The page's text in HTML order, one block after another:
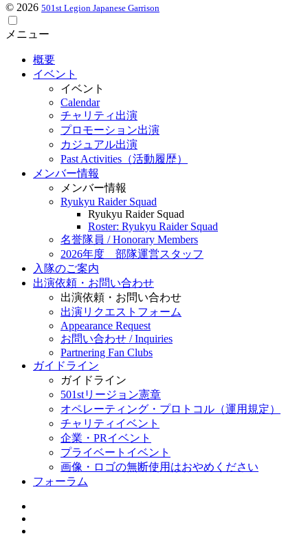
© 2026 501st Legion Japanese Garrison
メニュー
概要
イベント
イベント
Calendar
チャリティ出演
プロモーション出演
カジュアル出演
Past Activities（活動履歴）
メンバー情報
メンバー情報
Ryukyu Raider Squad
Ryukyu Raider Squad
Roster: Ryukyu Raider Squad
名誉隊員 / Honorary Members
2026年度 部隊運営スタッフ
入隊のご案内
出演依頼・お問い合わせ
出演依頼・お問い合わせ
出演リクエストフォーム
Appearance Request
お問い合わせ / Inquiries
Partnering Fan Clubs
ガイドライン
ガイドライン
501stリージョン憲章
オペレーティング・プロトコル（運用規定）
チャリティイベント
企業・PRイベント
プライベートイベント
画像・ロゴの無断使用はおやめください
フォーラム